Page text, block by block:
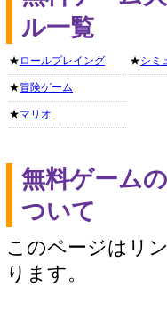
ル一覧
★ ロールプレイング
★冒険ゲーム
★マリオ
★シミ
無料ゲーム
ついて
このページはリ
ります。